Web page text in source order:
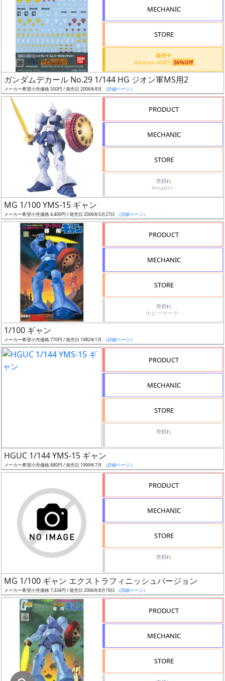
成
形
タ
イ
ト
切
含
む
開
在
Web
プッ
通知
対象
ャ
MECHANIC
STORE
販売中
Amazon 408円 26%Off
ガンダムデカール No.29 1/144 HG ジオン軍MS用2
メーカー希望小売価格 550円 / 発売日 2006年8月 （詳細ページ）
PRODUCT
MECHANIC
STORE
売切れ
Amazon -
MG 1/100 YMS-15 ギャン
メーカー希望小売価格 4,400円 / 発売日 2006年5月27日 （詳細ページ）
PRODUCT
MECHANIC
STORE
売切れ
ホビーサーチ -
1/100 ギャン
メーカー希望小売価格 770円 / 発売日 1982年1月 （詳細ページ）
PRODUCT
MECHANIC
STORE
売切れ
-
HGUC 1/144 YMS-15 ギャン
メーカー希望小売価格 880円 / 発売日 1999年7月 （詳細ページ）
PRODUCT
MECHANIC
STORE
売切れ
-
MG 1/100 ギャン エクストラフィニッシュバージョン
メーカー希望小売価格 7,334円 / 発売日 2006年8月19日 （詳細ページ）
PRODUCT
MECHANIC
STORE